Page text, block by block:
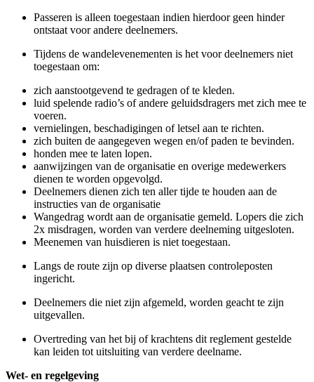
Passeren is alleen toegestaan indien hierdoor geen hinder
ontstaat voor andere deelnemers.
Tijdens de wandelevenementen is het voor deelnemers niet
toegestaan om:
zich aanstootgevend te gedragen of te kleden.
luid spelende radio’s of andere geluidsdragers met zich mee te
voeren.
vernielingen, beschadigingen of letsel aan te richten.
zich buiten de aangegeven wegen en/of paden te bevinden.
honden mee te laten lopen.
aanwijzingen van de organisatie en overige medewerkers
dienen te worden opgevolgd.
Deelnemers dienen zich ten aller tijde te houden aan de
instructies van de organisatie
Wangedrag wordt aan de organisatie gemeld. Lopers die zich
2x misdragen, worden van verdere deelneming uitgesloten.
Meenemen van huisdieren is niet toegestaan.
Langs de route zijn op diverse plaatsen controleposten
ingericht.
Deelnemers die niet zijn afgemeld, worden geacht te zijn
uitgevallen.
Overtreding van het bij of krachtens dit reglement gestelde
kan leiden tot uitsluiting van verdere deelname.
Wet- en regelgeving